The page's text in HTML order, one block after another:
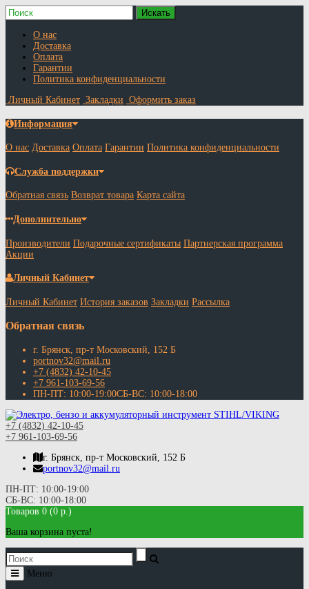
О нас
Доставка
Оплата
Гарантии
Политика конфиденциальности
Личный Кабинет Закладки Оформить заказ
Информация
О нас Доставка Оплата Гарантии Политика конфиденциальности
Служба поддержки
Обратная связь Возврат товара Карта сайта
Дополнительно
Производители Подарочные сертификаты Партнерская программа
Акции
Личный Кабинет
Личный Кабинет История заказов Закладки Рассылка
Обратная связь
г. Брянск, пр-т Московский, 152 Б
portnov32@mail.ru
+7 (4832) 42-10-45
+7 961-103-69-56
ПН-ПТ: 10:00-19:00СБ-ВС: 10:00-18:00
+7 (4832) 42-10-45
+7 961-103-69-56
г. Брянск, пр-т Московский, 152 Б
portnov32@mail.ru
ПН-ПТ: 10:00-19:00
СБ-ВС: 10:00-18:00
Товаров 0 (0 р.)
Ваша корзина пуста!
Меню